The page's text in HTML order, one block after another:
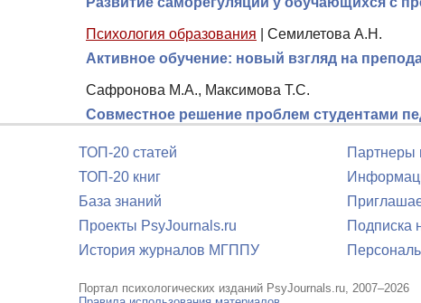
Психология образования
Семилетова А.Н.
Активное обучение: новый взгляд на
Сафронова М.А., Максимова Т.С.
Совместное решение проблем студентами
ТОП-20 статей
ТОП-20 книг
База знаний
Проекты PsyJournals.ru
История журналов МГППУ
Партнеры
Подписка
Портал психологических изданий PsyJournals.ru, 2007–2026